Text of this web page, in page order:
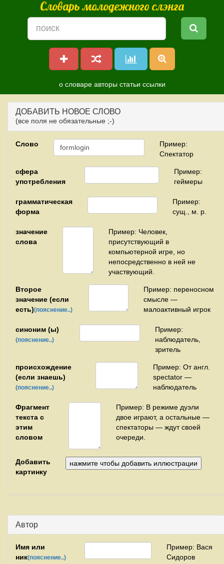
Словарь молодежного слэнга
о словаре авторы статьи ссылки
ДОБАВИТЬ НОВОЕ СЛОВО
(все поля не обязательные ;-)
Слово
Пример:
Спектатор
сфера
употребления
Пример:
геймеры
грамматическая
форма
Пример:
сущ., м. р.
значение
слова
Пример: Человек,
присутствующий в
компьютерной игре, но
непосредственно в ней не
участвующий.
Второе
значение (если
есть)(пояснение..)
Пример: переносном
смысле —
малоактивный игрок
синоним (ы)
(пояснение..)
Пример:
наблюдатель,
зритель
происхождение
(если знаешь)
(пояснение..)
Пример: От англ.
spectator —
наблюдатель
Фрагмент
текста с
этим
словом
Пример: В режиме дуэли
двое играют, а остальные —
спектаторы — ждут своей
очереди.
Добавить
картинку
Автор
Имя или
ник(пояснение..)
Пример: Вася
Сидоров